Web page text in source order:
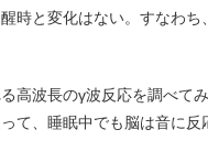
時と変化はない。すなわ
高波長のγ波反応を調べて
て、睡眠中でも脳は音に反